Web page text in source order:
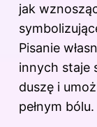
jak
Pisanie
innych staje
duszę i
pełnym bólu.